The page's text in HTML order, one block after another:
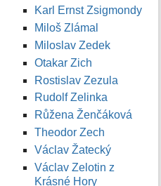
Karl Ernst Zsigmondy
Miloš Zlámal
Miloslav Zedek
Otakar Zich
Rostislav Zezula
Rudolf Zelinka
Růžena Ženčáková
Theodor Zech
Václav Žatecký
Václav Zelotin z
Krásné Hory